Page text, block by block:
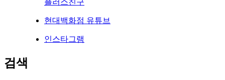
플러스친구
현대백화점 유튜브
인스타그램
검색